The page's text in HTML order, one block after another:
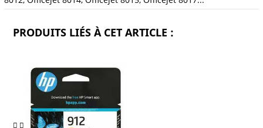
PRODUITS LIÉS À CET ARTICLE :